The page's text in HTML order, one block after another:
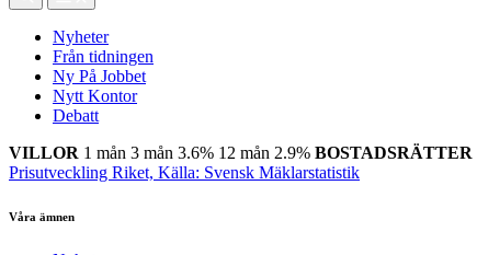
Nyheter
Från tidningen
Ny På Jobbet
Nytt Kontor
Debatt
VILLOR 1 mån 3 mån 3.6% 12 mån 2.9% BOSTADSRÄTTER
Prisutveckling Riket, Källa: Svensk Mäklarstatistik
Våra ämnen